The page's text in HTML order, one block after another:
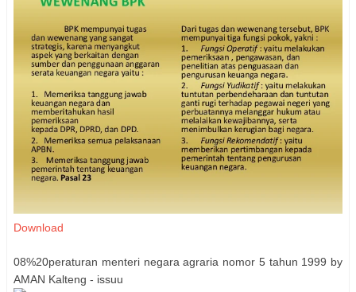
Download
08%20peraturan menteri negara agraria nomor 5 tahun 1999 by
AMAN Kalteng - issuu